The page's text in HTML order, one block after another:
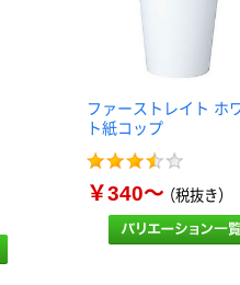
ファーストレイト ホ
ト紙コップ
￥340～（税抜き）